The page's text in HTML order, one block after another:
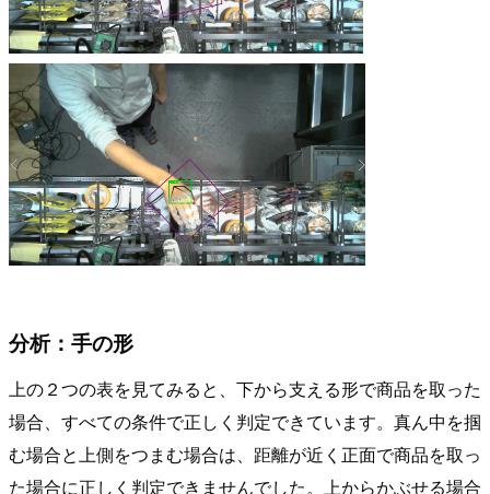
分析：手の形
上の２つの表を見てみると、下から支える形で商品を取った
場合、すべての条件で正しく判定できています。真ん中を掴
む場合と上側をつまむ場合は、距離が近く正面で商品を取っ
た場合に正しく判定できませんでした。上からかぶせる場合